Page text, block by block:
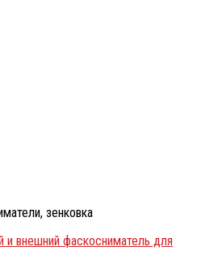
зенковка
и внешний фаскосниматель для